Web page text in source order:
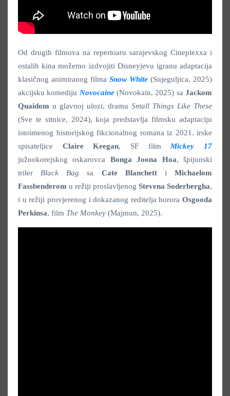
Od drugih filmova na repertoaru sarajevskog Cineplexxa i
ostalih kina možemo izdvojiti Disneyjevu igranu adaptacija
klasičnog animiranog filma Snow White (Snjeguljica, 2025)
akcijsku komediju Novocaine (Novokain, 2025) saJackom
Quaidom u glavnoj ulozi, dramu Small Things Like These
(Sve te sitnice, 2024), koja predstavlja filmsku adaptaciju
istoimenog historijskog fikcionalnog romana iz 2021. irske
spisateljice Claire Keegan, SF film Mickey 17
južnokorejskog oskarovca Bonga Joona Hoa, špijunski
triler Black Bagsa Cate BlanchettiMichaelom
Fassbenderom u režiji proslavljenog Stevena Soderbergha,
i u režiji provjerenog i dokazanog reditelja horora Osgooda
Perkinsa, film The Monkey (Majmun, 2025).